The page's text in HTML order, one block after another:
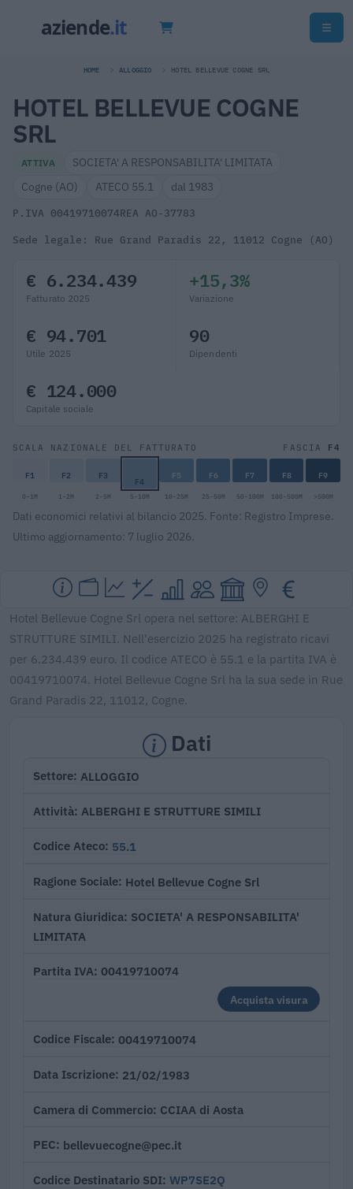
HOME ALLOGGIO HOTEL BELLEVUE COGNE SRL
HOTEL BELLEVUE COGNE
SRL
ATTIVA
SOCIETA' A RESPONSABILITA' LIMITATA
Cogne (AO)
ATECO 55.1 dal 1983
P.IVA 00419710074REA AO-37783
Sede legale: Rue Grand Paradis 22, 11012 Cogne (AO)
€ 6.234.439
Fatturato 2025
+15,3%
Variazione
€ 94.701
Utile 2025
90
Dipendenti
€ 124.000
Capitale sociale
SCALA NAZIONALE DEL FATTURATO FASCIA F4
F1 F2 F3 F4 F5 F6 F7 F8 F9
0-1M 1-2M 2-5M 5-10M 10-25M 25-50M 50-100M 100-500M >500M
Dati economici relativi al bilancio 2025. Fonte: Registro Imprese.
Ultimo aggiornamento: 7 luglio 2026.
Hotel Bellevue Cogne Srl opera nel settore: ALBERGHI E
STRUTTURE SIMILI. Nell'esercizio 2025 ha registrato ricavi
per 6.234.439 euro. Il codice ATECO è 55.1 e la partita IVA è
00419710074. Hotel Bellevue Cogne Srl ha la sua sede in Rue
Grand Paradis 22, 11012, Cogne.
Dati
Settore ALLOGGIO
Attività ALBERGHI E STRUTTURE SIMILI
Codice Ateco 55.1
Ragione Sociale Hotel Bellevue Cogne Srl
Natura Giuridica SOCIETA' A RESPONSABILITA'
LIMITATA
Partita IVA 00419710074
Acquista visura
Codice Fiscale 00419710074
Data Iscrizione 21/02/1983
Camera di Commercio CCIAA di Aosta
PEC bellevuecogne@pec.it
Codice Destinatario SDI WP7SE2Q